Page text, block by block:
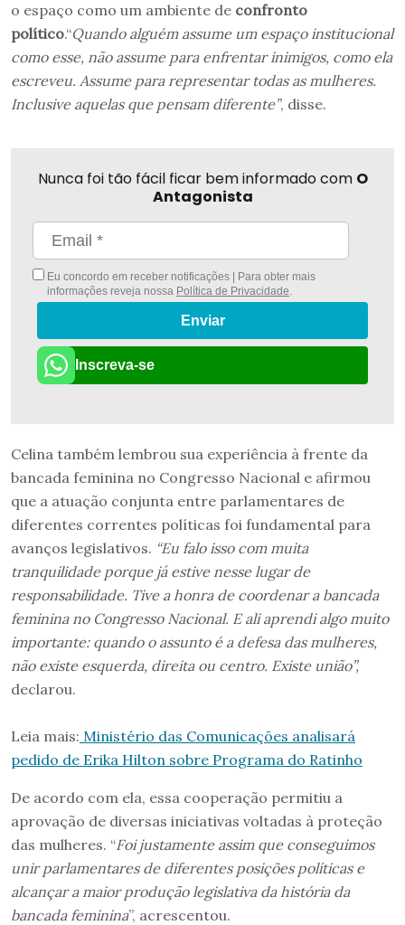
o espaço como um ambiente de confronto
político.“Quando alguém assume um espaço institucional
como esse, não assume para enfrentar inimigos, como ela
escreveu. Assume para representar todas as mulheres.
Inclusive aquelas que pensam diferente”, disse.
Nunca foi tão fácil ficar bem informado com O
Antagonista
Eu concordo em receber notificações | Para obter mais
informações reveja nossa Política de Privacidade.
Enviar
Inscreva-se
Celina também lembrou sua experiência à frente da
bancada feminina no Congresso Nacional e afirmou
que a atuação conjunta entre parlamentares de
diferentes correntes políticas foi fundamental para
avanços legislativos. “Eu falo isso com muita
tranquilidade porque já estive nesse lugar de
responsabilidade. Tive a honra de coordenar a bancada
feminina no Congresso Nacional. E ali aprendi algo muito
importante: quando o assunto é a defesa das mulheres,
não existe esquerda, direita ou centro. Existe união”,
declarou.
Leia mais: Ministério das Comunicações analisará
pedido de Erika Hilton sobre Programa do Ratinho
De acordo com ela, essa cooperação permitiu a
aprovação de diversas iniciativas voltadas à proteção
das mulheres. “Foi justamente assim que conseguimos
unir parlamentares de diferentes posições políticas e
alcançar a maior produção legislativa da história da
bancada feminina”, acrescentou.